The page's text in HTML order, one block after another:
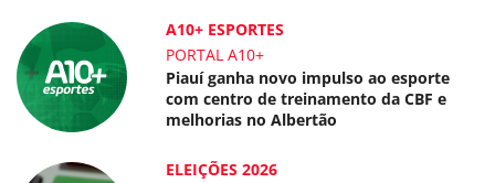
A10+ ESPORTES
PORTAL A10+
Piauí ganha novo impulso ao esporte
com centro de treinamento da CBF e
melhorias no Albertão
ELEIÇÕES 2026